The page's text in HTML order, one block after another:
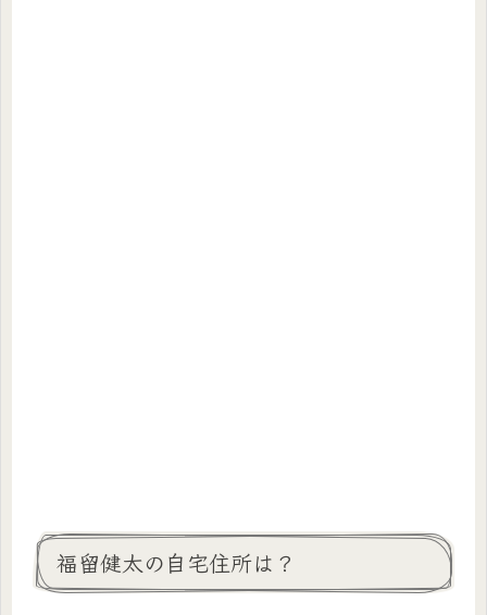
福留健太の自宅住所は？